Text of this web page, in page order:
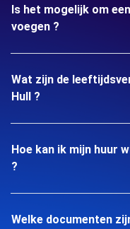
Is het mogelijk om
voegen ?
Wat zijn de
Hull ?
Hoe kan ik mijn huur
?
Welke documenten